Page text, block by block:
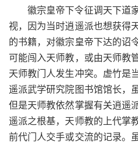
徽宗皇帝下令征调天下道
视，因为当时逍遥派也想获得
的书籍，对徽宗皇帝下达的诏
可能闯入天师教，或由天师教
天师教门人发生冲突。虚竹是
遥派武学研究院图书馆馆长，
但是天师教依然掌握有关逍遥
遥派之根基，天师教的上代掌
前代门人交手或交流的记录。